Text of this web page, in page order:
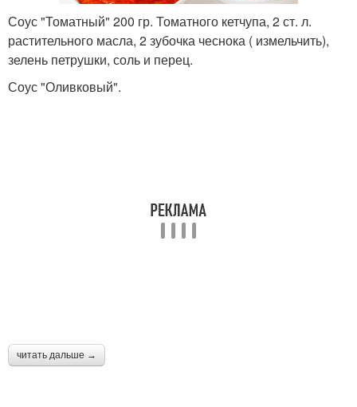
Соус "Томатный" 200 гр. Томатного кетчупа, 2 ст. л.
растительного масла, 2 зубочка чеснока ( измельчить),
зелень петрушки, соль и перец.
Соус "Оливковый".
читать дальше →